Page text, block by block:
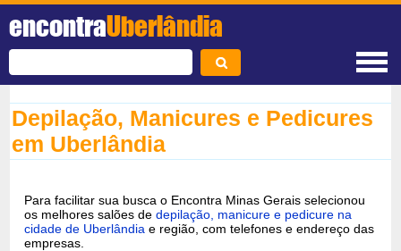
encontraUberlândia
Depilação, Manicures e Pedicures
em Uberlândia
Para facilitar sua busca o Encontra Minas Gerais selecionou
os melhores salões dedepilação, manicure e pedicure na
cidade de Uberlândia e região, com telefones e endereço das
empresas.